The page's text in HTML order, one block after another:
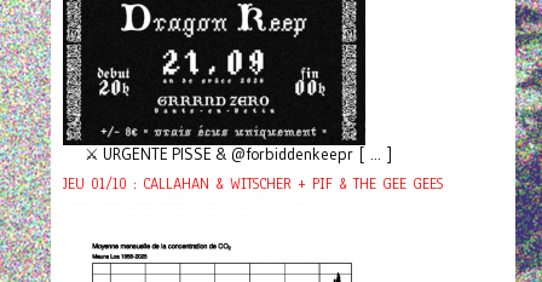
⚔️ URGENTE PISSE & @forbiddenkeepr [ ... ]
JEU 01/10 : CALLAHAN & WITSCHER + PIF & THE GEE GEES